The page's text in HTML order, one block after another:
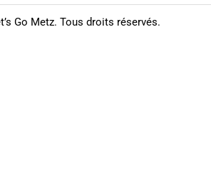
Go Metz. Tous droits réservés.